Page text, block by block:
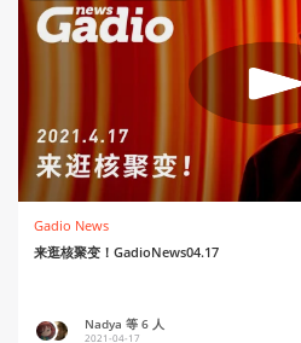
Gadio News
来逛核聚变！GadioNews04.17
Nadya 等 6 人
2021-04-17